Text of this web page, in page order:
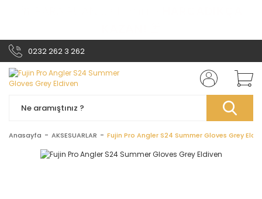
0232 262 3 262
Anasayfa AKSESUARLAR Fujin Pro Angler S24 Summer Gloves Grey